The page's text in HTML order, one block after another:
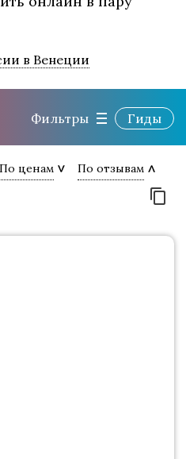
в Венеции
Фильтры Гиды
По ценам По отзывам